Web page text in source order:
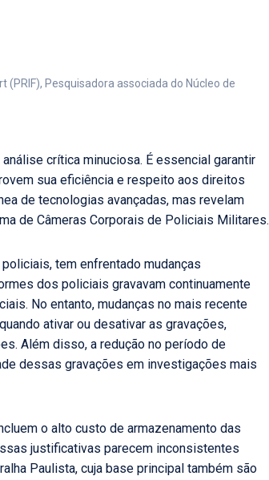
Pesquisadora associada do Núcleo de
crítica minuciosa. É essencial garantir
sua eficiência e respeito aos direitos
de tecnologias avançadas, mas revelam
de Câmeras Corporais de Policiais Militares.
tem enfrentado mudanças
dos policiais gravavam continuamente
No entanto, mudanças no mais recente
ativar ou desativar as gravações,
Além disso, a redução no período de
dessas gravações em investigações mais
o alto custo de armazenamento das
justificativas parecem inconsistentes
Paulista, cuja base principal também são